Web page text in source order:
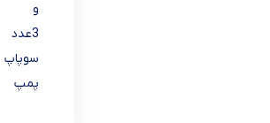
و
3عدد
سوپاپ
پمپ